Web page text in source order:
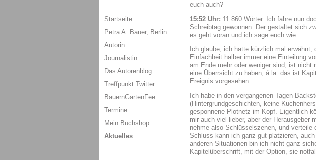
euch auch?
15:52 Uhr: 11.860 Wörter. Ich fahre nun
Schreibtag gewonnen. Der gestaltet sich
es geht voran und ich sage euch wie:
Ich glaube, ich hatte kürzlich mal
Einfachheit halber immer eine Einteilung
am Ende mehr oder weniger sind, ist
eine Überrsicht zu haben, á la: das ist
Ereignis vorgesehen.
Ich habe in den vergangenen Tagen
(Hintergrundgeschichten, keine
gesponnene Plotnetz im Kopf. Eigentlich
mir auch viel lieber, aber der Herausgeber
nehme also Schlüsselszenen, und
Schluss kann ich ganz gut platzieren,
anderen Situationen bin ich nicht ganz
Kapitelüberschrift, mit der Option, sie
Startseite
Petra A. Bauer, Berlin
Autorin
Journalistin
Das Autorenblog
Treffpunkt Twitter
BauernGartenFee
Termine
Mein Buchshop
Aktuelles